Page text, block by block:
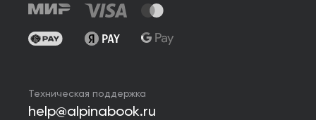
Техническая поддержка
help@alpinabook.ru